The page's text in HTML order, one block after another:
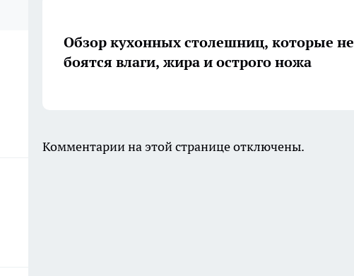
Обзор кухонных столешниц, которые не
боятся влаги, жира и острого ножа
Комментарии на этой странице отключены.